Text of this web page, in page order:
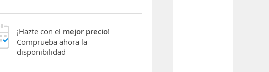
¡Hazte con el mejor precio!
Comprueba ahora la
disponibilidad